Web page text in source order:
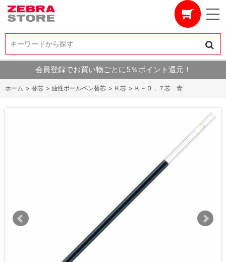
キーワードから探す
キーワードから探す
会員登録でお買い物ごとに5％ポイント還元！
ホーム > 替芯 > 油性ボールペン替芯 > Ｋ芯 > Ｋ－０．７芯 青